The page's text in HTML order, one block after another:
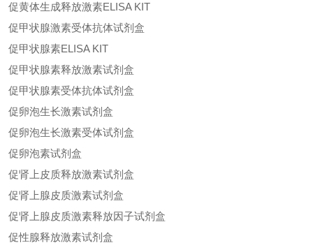
促黄体生成释放激素ELISA KIT
促甲状腺激素受体抗体试剂盒
促甲状腺素ELISA KIT
促甲状腺素释放激素试剂盒
促甲状腺素受体抗体试剂盒
促卵泡生长激素试剂盒
促卵泡生长激素受体试剂盒
促卵泡素试剂盒
促肾上皮质释放激素试剂盒
促肾上腺皮质激素试剂盒
促肾上腺皮质激素释放因子试剂盒
促性腺释放激素试剂盒